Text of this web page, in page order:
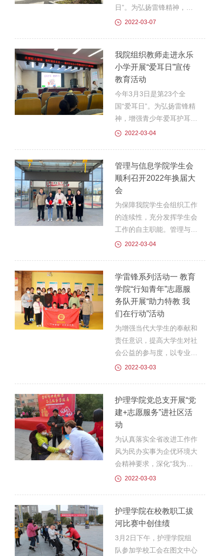
进发——花博园。在活动
中，志愿者们不怕脏、不怕
烟头等进行了捡拾、清理；
有的对园内橱窗、长...
日”。为弘扬雷锋精神，管
理与信息学院红踔堂志愿者
开展了志愿活动，活动以传
播民航知识为主要任务，在
展示中国民航水平日益进步
的同时，进一步帮助学生树
立了文明意识。参加本次活
动的有李红春、王晓楠、杨
静怡以及管信学院的学生会
开展了航空知识普及和防护
安全演练模...
2022-03-07
我院组织教师走进永乐
小学开展“爱耳日”宣传
教育活动
今年3月3日是第23个全
国“爱耳日”。为弘扬雷锋精
神，增强青少年爱耳护耳意
识，养成健康用耳习惯，3
到永乐小学开展爱耳日宣传
教育活动。围绕今年的教育
主题，吕婷婷为永乐小学的
小朋友们开展了一场有关听
力的宣传讲座《保护我们的
耳朵》。吕老师用通俗易懂
的语言和耳道模型详细地为
和治疗方法。讲座结束后还
有不少小朋友向吕...
2022-03-04
管理与信息学院学生会
顺利召开2022年换届大
会
为保障我院学生会组织工作
的连续性，充分发挥学生会
工作的自主职能。管理与信
息学院2022年换届大会于
与信息学院党总支书记陈兴
旺、团总支书记杨静怡以及
全体学生会成员参加此次大
会，会议由杨静怡主持。伴
随着庄严的国歌声，本次大
会拉开序幕。首先，杨静怡
介绍了2022年管理与信息
学院学生会改革目标，激励
于律己、合理运用时间...
2022-03-04
学雷锋系列活动一 教育
学院“行知青年”志愿服
务队开展“助力特教 我
们在行动”活动
为增强当代大学生的奉献和
责任意识，提高大学生对社
会公益的参与度，以专业知
识服务社会。3月2日下
曹艳和王小凡两名指导教师
的带领下，来到了滁州市康
复中心医院开展“助力特教
我们在行动”送教入院活
动。到达康复医院后，院长
对老师和同学们的到来表示
热烈欢迎和衷心感谢。随
起做自我介绍、认识小老虎
墩墩、歌曲律动，将...
2022-03-03
护理学院党总支开展“党
建+志愿服务”进社区活
动
为认真落实全省改进工作作
风为民办实事为企优环境大
会精神要求，深化“我为群
众办实事”实践活动，弘扬
织的战斗堡垒和党员的先锋
模范作用。3月2日上午，
护理学院党总支组织党员志
愿者走进梅铺社区京华园小
2022-03-03
护理学院在校教职工拔
河比赛中创佳绩
3月2日下午，护理学院组
队参加学校工会在图文中心